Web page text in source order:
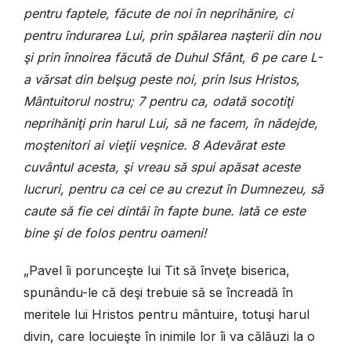
pentru faptele, făcute de noi în neprihănire, ci
pentru îndurarea Lui, prin spălarea naşterii din nou
şi prin înnoirea făcută de Duhul Sfânt, 6 pe care L-
a vărsat din belşug peste noi, prin Isus Hristos,
Mântuitorul nostru; 7 pentru ca, odată socotiţi
neprihăniţi prin harul Lui, să ne facem, în nădejde,
moştenitori ai vieţii veşnice. 8 Adevărat este
cuvântul acesta, şi vreau să spui apăsat aceste
lucruri, pentru ca cei ce au crezut în Dumnezeu, să
caute să fie cei dintâi în fapte bune. Iată ce este
bine şi de folos pentru oameni!
„Pavel îi porunceşte lui Tit să înveţe biserica,
spunându-le că deşi trebuie să se încreadă în
meritele lui Hristos pentru mântuire, totuşi harul
divin, care locuieşte în inimile lor îi va călăuzi la o